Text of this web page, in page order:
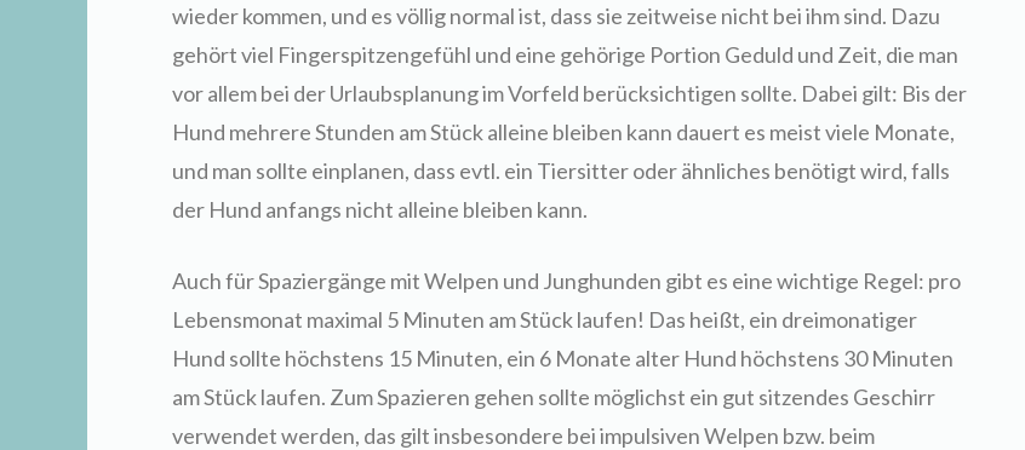
wieder kommen, und es völlig normal ist, dass sie zeitweise nicht bei ihm sind. Dazu
gehört viel Fingerspitzengefühl und eine gehörige Portion Geduld und Zeit, die man
vor allem bei der Urlaubsplanung im Vorfeld berücksichtigen sollte. Dabei gilt: Bis der
Hund mehrere Stunden am Stück alleine bleiben kann dauert es meist viele Monate,
und man sollte einplanen, dass evtl. ein Tiersitter oder ähnliches benötigt wird, falls
der Hund anfangs nicht alleine bleiben kann.
Auch für Spaziergänge mit Welpen und Junghunden gibt es eine wichtige Regel: pro
Lebensmonat maximal 5 Minuten am Stück laufen! Das heißt, ein dreimonatiger
Hund sollte höchstens 15 Minuten, ein 6 Monate alter Hund höchstens 30 Minuten
am Stück laufen. Zum Spazieren gehen sollte möglichst ein gut sitzendes Geschirr
verwendet werden, das gilt insbesondere bei impulsiven Welpen bzw. beim